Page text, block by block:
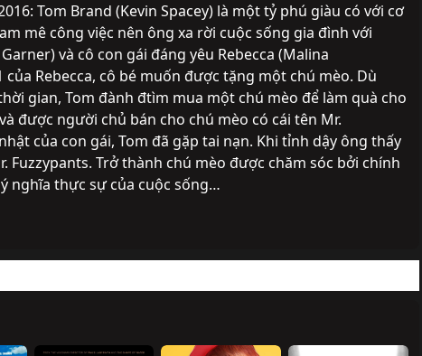
Tom Brand (Kevin Spacey) là một tỷ phú giàu có với cơ
mê công việc nên ông xa rời cuộc sống gia đình với
và cô con gái đáng yêu Rebecca (Malina
Rebecca, cô bé muốn được tặng một chú mèo. Dù
gian, Tom đành đtìm mua một chú mèo để làm quà cho
được người chủ bán cho chú mèo có cái tên Mr.
của con gái, Tom đã gặp tai nạn. Khi tỉnh dậy ông thấy
Fuzzypants. Trở thành chú mèo được chăm sóc bởi chính
nghĩa thực sự của cuộc sống…